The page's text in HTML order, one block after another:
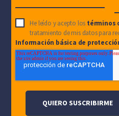
He leído y acepto los términos
tratamiento de mis datos para
Información básica de